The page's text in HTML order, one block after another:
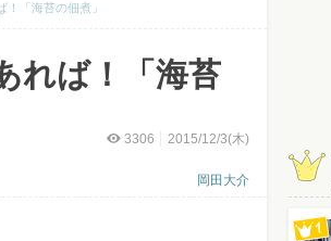
！「海苔の佃煮」
れば！「海苔
3306 2015/12/3(木)
岡田大介